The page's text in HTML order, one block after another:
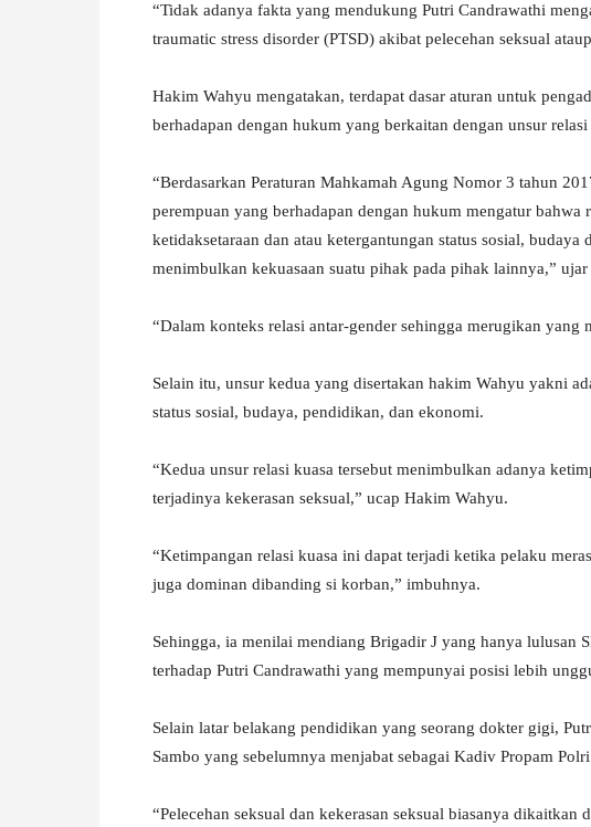
“Tidak adanya fakta yang mendukung Putri Candrawathi
traumatic stress disorder (PTSD) akibat pelecehan seksual
Hakim Wahyu mengatakan, terdapat dasar aturan untuk
berhadapan dengan hukum yang berkaitan dengan unsur relasi
“Berdasarkan Peraturan Mahkamah Agung Nomor 3 tahun
perempuan yang berhadapan dengan hukum mengatur
ketidaksetaraan dan atau ketergantungan status sosial,
menimbulkan kekuasaan suatu pihak pada pihak lainnya,”
“Dalam konteks relasi antar-gender sehingga merugikan
Selain itu, unsur kedua yang disertakan hakim Wahyu yakni
status sosial, budaya, pendidikan, dan ekonomi.
“Kedua unsur relasi kuasa tersebut menimbulkan adanya
terjadinya kekerasan seksual,” ucap Hakim Wahyu.
“Ketimpangan relasi kuasa ini dapat terjadi ketika pelaku
juga dominan dibanding si korban,” imbuhnya.
Sehingga, ia menilai mendiang Brigadir J yang hanya lulusan
terhadap Putri Candrawathi yang mempunyai posisi lebih
Selain latar belakang pendidikan yang seorang dokter gigi,
Sambo yang sebelumnya menjabat sebagai Kadiv Propam Polri
“Pelecehan seksual dan kekerasan seksual biasanya